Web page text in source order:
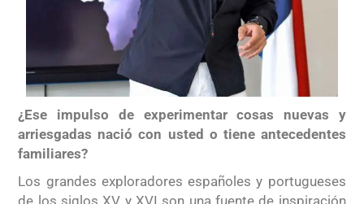
¿Ese impulso de experimentar cosas nuevas y
arriesgadas nació con usted o tiene antecedentes
familiares?
Los grandes exploradores españoles y portugueses